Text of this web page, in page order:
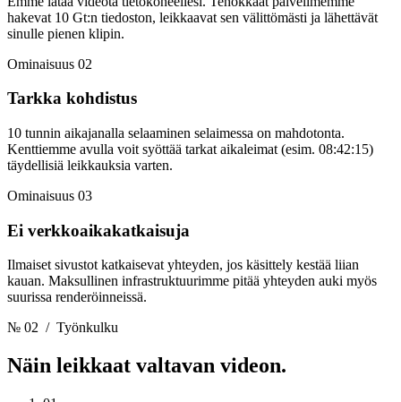
hakevat 10 Gt:n tiedoston, leikkaavat sen välittömästi ja lähettävät
sinulle pienen klipin.
Ominaisuus 02
Tarkka kohdistus
10 tunnin aikajanalla selaaminen selaimessa on mahdotonta.
Kenttiemme avulla voit syöttää tarkat aikaleimat (esim. 08:42:15)
täydellisiä leikkauksia varten.
Ominaisuus 03
Ei verkkoaikakatkaisuja
Ilmaiset sivustot katkaisevat yhteyden, jos käsittely kestää liian
kauan. Maksullinen infrastruktuurimme pitää yhteyden auki myös
suurissa renderöinneissä.
№ 02 / Työnkulku
Näin leikkaat valtavan videon.